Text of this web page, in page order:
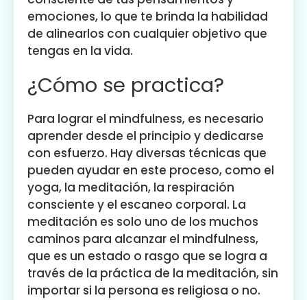
emociones, lo que te brinda la habilidad
de alinearlos con cualquier objetivo que
tengas en la vida.
¿Cómo se practica?
Para lograr el mindfulness, es necesario
aprender desde el principio y dedicarse
con esfuerzo. Hay diversas técnicas que
pueden ayudar en este proceso, como el
yoga, la meditación, la respiración
consciente y el escaneo corporal. La
meditación es solo uno de los muchos
caminos para alcanzar el mindfulness,
que es un estado o rasgo que se logra a
través de la práctica de la meditación, sin
importar si la persona es religiosa o no.